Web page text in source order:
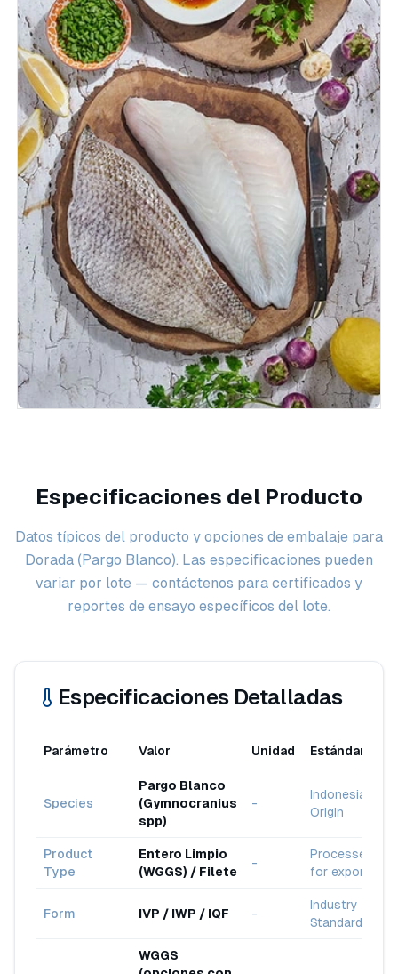
Especificaciones del Producto
Datos típicos del producto y opciones de embalaje para
Dorada (Pargo Blanco). Las especificaciones pueden
variar por lote — contáctenos para certificados y
reportes de ensayo específicos del lote.
Especificaciones Detalladas
Parámetro Valor Unidad Estándar
Species
Pargo Blanco
(Gymnocranius
spp)
-
Indonesia
Origin
Product
Type
Entero Limpio
(WGGS) / Filete
-
Processed
for export
Form IVP / IWP / IQF -
Industry
Standard
WGGS